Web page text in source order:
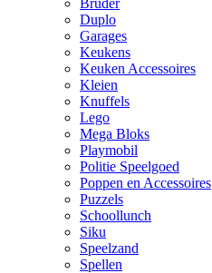
Duplo
Garages
Keukens
Keuken Accessoires
Kleien
Knuffels
Lego
Mega Bloks
Playmobil
Politie Speelgoed
Poppen en Accessoires
Puzzels
Schoollunch
Siku
Speelzand
Spellen